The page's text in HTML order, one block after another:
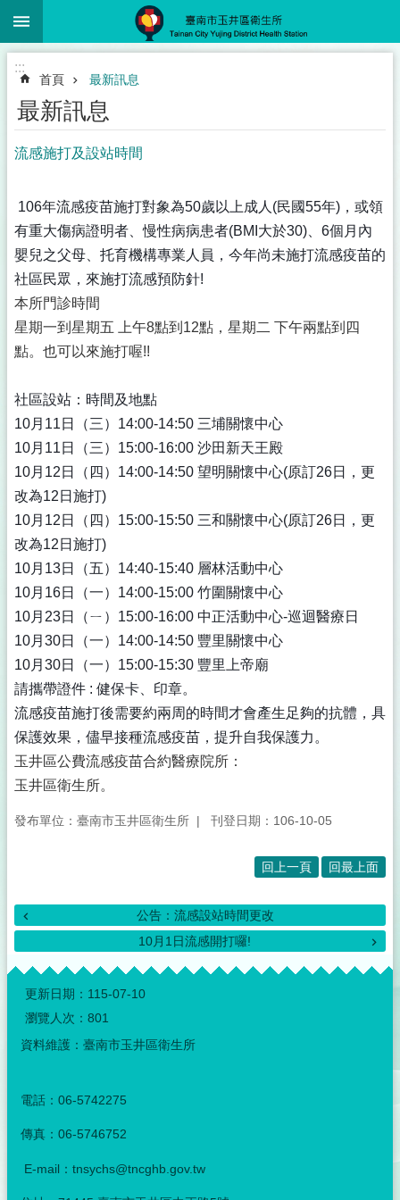
跳到主要內容區塊
:::
首頁 最新訊息
最新訊息
流感施打及設站時間
106年流感疫苗施打對象為50歲以上成人(民國55年)，或領
有重大傷病證明者、慢性病病患者(BMI大於30)、6個月內
嬰兒之父母、托育機構專業人員，今年尚未施打流感疫苗的
社區民眾，來施打流感預防針!
本所門診時間
星期一到星期五 上午8點到12點，星期二 下午兩點到四
點。也可以來施打喔!!
社區設站：時間及地點
10月11日（三）14:00-14:50 三埔關懷中心
10月11日（三）15:00-16:00 沙田新天王殿
10月12日（四）14:00-14:50 望明關懷中心(原訂26日，更
改為12日施打)
10月12日（四）15:00-15:50 三和關懷中心(原訂26日，更
改為12日施打)
10月13日（五）14:40-15:40 層林活動中心
10月16日（一）14:00-15:00 竹圍關懷中心
10月23日（ㄧ）15:00-16:00 中正活動中心-巡迴醫療日
10月30日（一）14:00-14:50 豐里關懷中心
10月30日（一）15:00-15:30 豐里上帝廟
請攜帶證件 : 健保卡、印章。
流感疫苗施打後需要約兩周的時間才會產生足夠的抗體，具
保護效果，儘早接種流感疫苗，提升自我保護力。
玉井區公費流感疫苗合約醫療院所：
玉井區衛生所。
發布單位：臺南市玉井區衛生所 刊登日期：106-10-05
回上一頁 回最上面
公告：流感設站時間更改
10月1日流感開打囉!
:::
更新日期： 115-07-10
瀏覽人次： 801
資料維護：臺南市玉井區衛生所
電話：06-5742275
傳真：06-5746752
E-mail：tnsychs@tncghb.gov.tw